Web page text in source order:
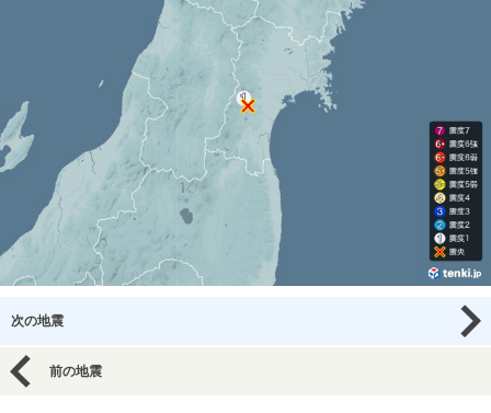
次の地震
前の地震